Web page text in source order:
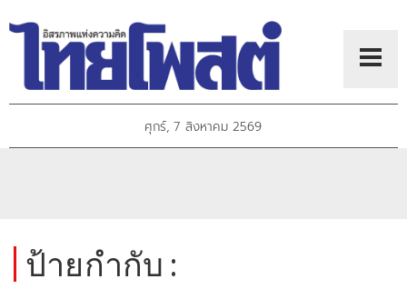
ศุกร์, 7 สิงหาคม 2569
ป้ายกำกับ :